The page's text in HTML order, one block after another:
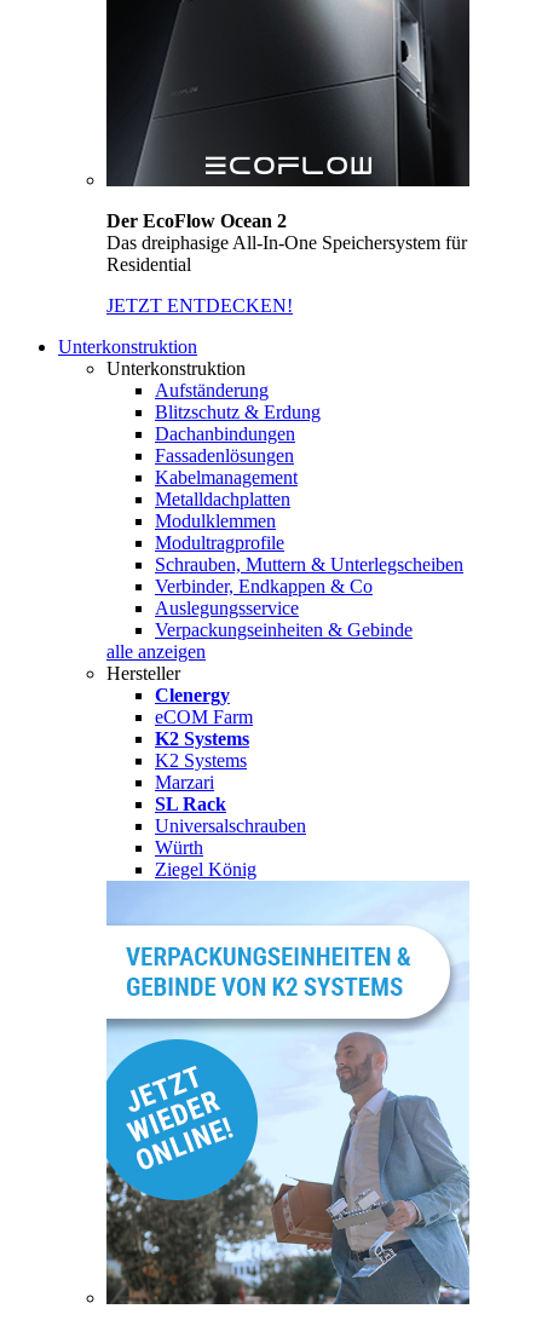
Der EcoFlow Ocean 2
Das dreiphasige All-In-One Speichersystem für
Residential
JETZT ENTDECKEN!
Unterkonstruktion
Unterkonstruktion
Aufständerung
Blitzschutz & Erdung
Dachanbindungen
Fassadenlösungen
Kabelmanagement
Metalldachplatten
Modulklemmen
Modultragprofile
Schrauben, Muttern & Unterlegscheiben
Verbinder, Endkappen & Co
Auslegungsservice
Verpackungseinheiten & Gebinde
alle anzeigen
Hersteller
Clenergy
eCOM Farm
K2 Systems
K2 Systems
Marzari
SL Rack
Universalschrauben
Würth
Ziegel König